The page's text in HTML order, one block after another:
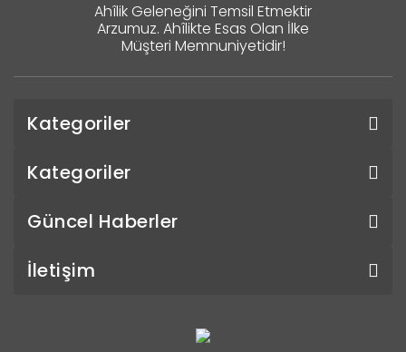
Ahîlik Geleneğini Temsil Etmektir
Arzumuz. Ahîlikte Esas Olan İlke
Müşteri Memnuniyetidir!
Kategoriler
Kategoriler
Güncel Haberler
İletişim